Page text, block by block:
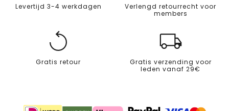
Levertijd 3-4 werkdagen
Verlengd retourrecht voor
members
Gratis retour
Gratis verzending voor
leden vanaf 29€